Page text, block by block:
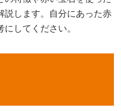
説します。自分にあった赤
してください。